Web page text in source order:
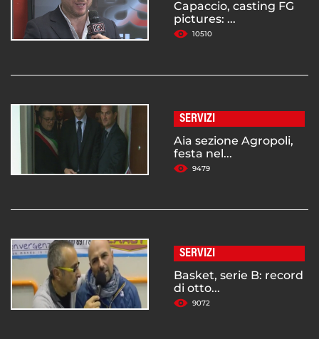
Capaccio, casting FG
pictures: ...
10510
SERVIZI
Aia sezione Agropoli,
festa nel...
9479
SERVIZI
Basket, serie B: record
di otto...
9072